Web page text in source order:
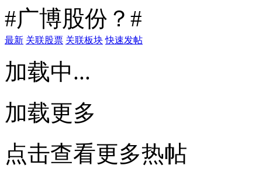
#广博股份？#
最新 关联股票 关联板块 快速发帖
加载中...
加载更多
点击查看更多热帖